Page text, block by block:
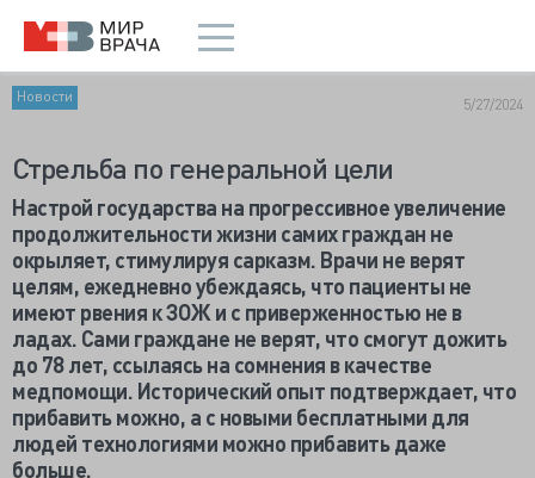
Новости 5/27/2024
Стрельба по генеральной цели
Настрой государства на прогрессивное увеличение
продолжительности жизни самих граждан не
окрыляет, стимулируя сарказм. Врачи не верят
целям, ежедневно убеждаясь, что пациенты не
имеют рвения к ЗОЖ и с приверженностью не в
ладах. Сами граждане не верят, что смогут дожить
до 78 лет, ссылаясь на сомнения в качестве
медпомощи. Исторический опыт подтверждает, что
прибавить можно, а с новыми бесплатными для
людей технологиями можно прибавить даже
больше.